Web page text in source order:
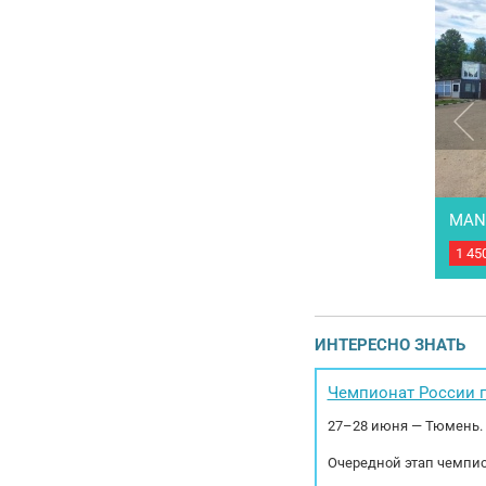
ZF
1
ИНТЕРЕСНО ЗНАТЬ
Чемпионат России
27–28 июня — Тюмень.
Очередной этап